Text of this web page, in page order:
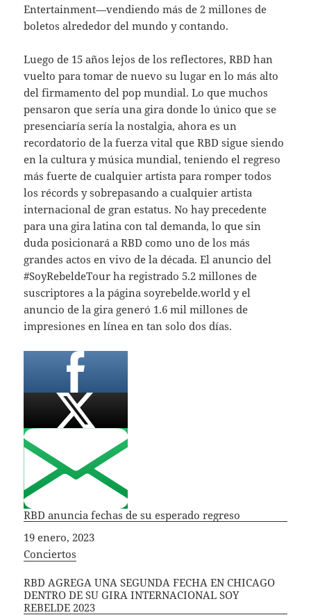
Entertainment—vendiendo más de 2 millones de
boletos alrededor del mundo y contando.
Luego de 15 años lejos de los reflectores, RBD han
vuelto para tomar de nuevo su lugar en lo más alto
del firmamento del pop mundial. Lo que muchos
pensaron que sería una gira donde lo único que se
presenciaría sería la nostalgia, ahora es un
recordatorio de la fuerza vital que RBD sigue siendo
en la cultura y música mundial, teniendo el regreso
más fuerte de cualquier artista para romper todos
los récords y sobrepasando a cualquier artista
internacional de gran estatus. No hay precedente
para una gira latina con tal demanda, lo que sin
duda posicionará a RBD como uno de los más
grandes actos en vivo de la década. El anuncio del
#SoyRebeldeTour ha registrado 5.2 millones de
suscriptores a la página soyrebelde.world y el
anuncio de la gira generó 1.6 mil millones de
impresiones en línea en tan solo dos días.
RBD anuncia fechas de su esperado regreso
Fecha
19 enero, 2023
In relation to
Conciertos
RBD AGREGA UNA SEGUNDA FECHA EN CHICAGO
DENTRO DE SU GIRA INTERNACIONAL SOY
REBELDE 2023